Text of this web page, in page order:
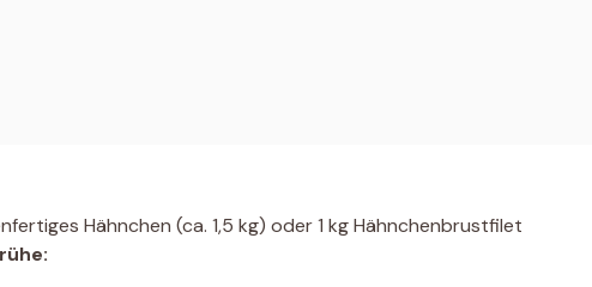
Hähnchen (ca. 1,5 kg) oder 1 kg Hähnchenbrustfilet